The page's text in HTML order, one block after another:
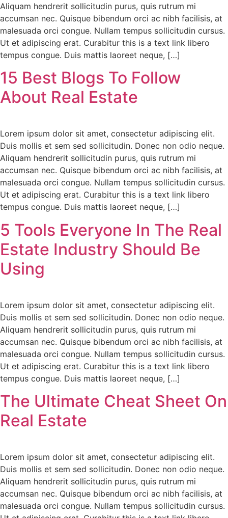
Aliquam hendrerit sollicitudin purus, quis rutrum mi
accumsan nec. Quisque bibendum orci ac nibh facilisis, at
malesuada orci congue. Nullam tempus sollicitudin cursus.
Ut et adipiscing erat. Curabitur this is a text link libero
tempus congue. Duis mattis laoreet neque, […]
15 Best Blogs To Follow
About Real Estate
Lorem ipsum dolor sit amet, consectetur adipiscing elit.
Duis mollis et sem sed sollicitudin. Donec non odio neque.
Aliquam hendrerit sollicitudin purus, quis rutrum mi
accumsan nec. Quisque bibendum orci ac nibh facilisis, at
malesuada orci congue. Nullam tempus sollicitudin cursus.
Ut et adipiscing erat. Curabitur this is a text link libero
tempus congue. Duis mattis laoreet neque, […]
5 Tools Everyone In The Real
Estate Industry Should Be
Using
Lorem ipsum dolor sit amet, consectetur adipiscing elit.
Duis mollis et sem sed sollicitudin. Donec non odio neque.
Aliquam hendrerit sollicitudin purus, quis rutrum mi
accumsan nec. Quisque bibendum orci ac nibh facilisis, at
malesuada orci congue. Nullam tempus sollicitudin cursus.
Ut et adipiscing erat. Curabitur this is a text link libero
tempus congue. Duis mattis laoreet neque, […]
The Ultimate Cheat Sheet On
Real Estate
Lorem ipsum dolor sit amet, consectetur adipiscing elit.
Duis mollis et sem sed sollicitudin. Donec non odio neque.
Aliquam hendrerit sollicitudin purus, quis rutrum mi
accumsan nec. Quisque bibendum orci ac nibh facilisis, at
malesuada orci congue. Nullam tempus sollicitudin cursus.